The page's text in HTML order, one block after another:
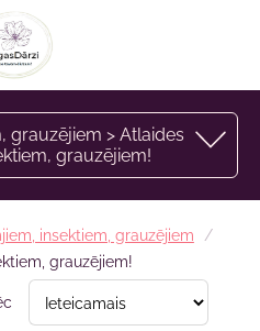
grauzējiem > Atlaides
grauzējiem!
insektiem, grauzējiem
grauzējiem!